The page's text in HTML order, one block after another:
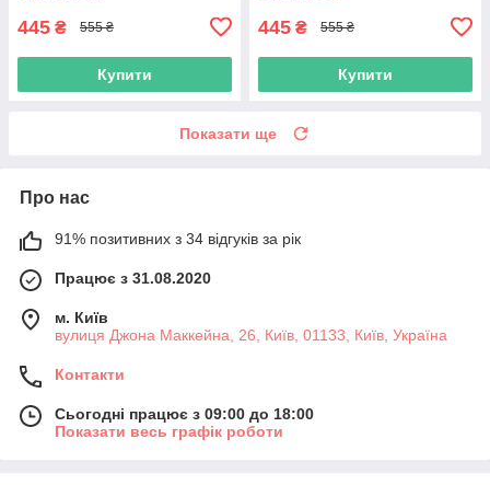
445 ₴ 555 ₴
Купити
445 ₴ 555 ₴
Купити
Показати ще
Про нас
91% позитивних з 34 відгуків за рік
Працює з 31.08.2020
м. Київ
вулиця Джона Маккейна, 26, Київ, 01133, Київ, Україна
Контакти
Сьогодні працює з 09:00 до 18:00
Показати весь графік роботи